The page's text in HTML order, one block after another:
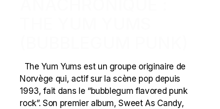
The Yum Yums est un groupe originaire de
Norvège qui, actif sur la scène pop depuis
1993, fait dans le “bubblegum flavored punk
rock”. Son premier album, Sweet As Candy,